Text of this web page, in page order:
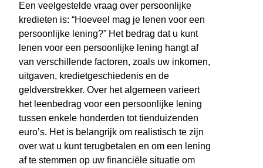
Een veelgestelde vraag over persoonlijke
kredieten is: “Hoeveel mag je lenen voor een
persoonlijke lening?” Het bedrag dat u kunt
lenen voor een persoonlijke lening hangt af
van verschillende factoren, zoals uw inkomen,
uitgaven, kredietgeschiedenis en de
geldverstrekker. Over het algemeen varieert
het leenbedrag voor een persoonlijke lening
tussen enkele honderden tot tienduizenden
euro’s. Het is belangrijk om realistisch te zijn
over wat u kunt terugbetalen en om een lening
af te stemmen op uw financiële situatie om